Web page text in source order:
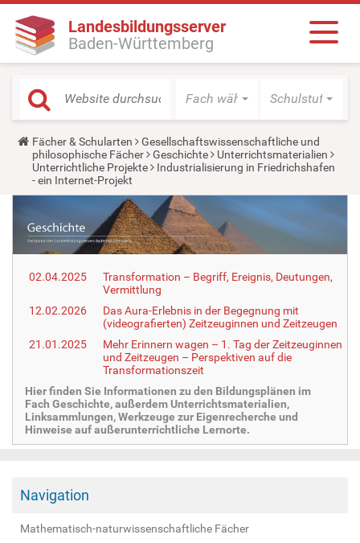
Landesbildungsserver
Baden-Württemberg
Fach wählen Schulstufe
Y
o
u
a
r
e
r
e
Fächer & Schularten
Gesellschaftswissenschaftliche und
philosophische Fächer
Geschichte
Unterrichtsmaterialien
Unterrichtliche Projekte
Industrialisierung in Friedrichshafen
- ein Internet-Projekt
02.04.2025
Transformation – Begriff, Ereignis, Deutungen,
Vermittlung
12.02.2026
Das Aura-Erlebnis in der Begegnung mit
(videografierten) Zeitzeuginnen und Zeitzeugen
21.01.2025
Mehr Erinnern wagen – 1. Tag der Zeitzeuginnen
und Zeitzeugen – Perspektiven auf die
Transformationszeit
Hier finden Sie Informationen zu den Bildungsplänen im
Fach Geschichte, außerdem Unterrichtsmaterialien,
Linksammlungen, Werkzeuge zur Eigenrecherche und
Hinweise auf außerunterrichtliche Lernorte.
Navigation
Mathematisch-naturwissenschaftliche Fächer